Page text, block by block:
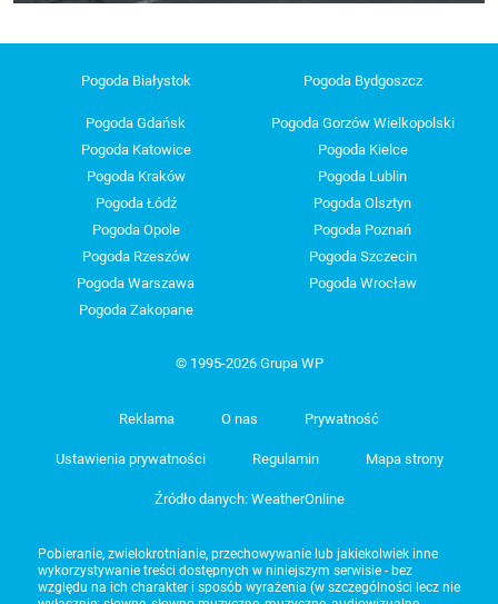
Pogoda Białystok Pogoda Bydgoszcz
Pogoda Gdańsk
Pogoda Gorzów Wielkopolski
Pogoda Katowice
Pogoda Kielce
Pogoda Kraków
Pogoda Lublin
Pogoda Łódź
Pogoda Olsztyn
Pogoda Opole
Pogoda Poznań
Pogoda Rzeszów
Pogoda Szczecin
Pogoda Warszawa
Pogoda Wrocław
Pogoda Zakopane
© 1995-2026 Grupa WP
Reklama O nas Prywatność
Ustawienia prywatności Regulamin Mapa strony
Źródło danych: WeatherOnline
Pobieranie, zwielokrotnianie, przechowywanie lub jakiekolwiek inne
wykorzystywanie treści dostępnych w niniejszym serwisie - bez
względu na ich charakter i sposób wyrażenia (w szczególności lecz nie